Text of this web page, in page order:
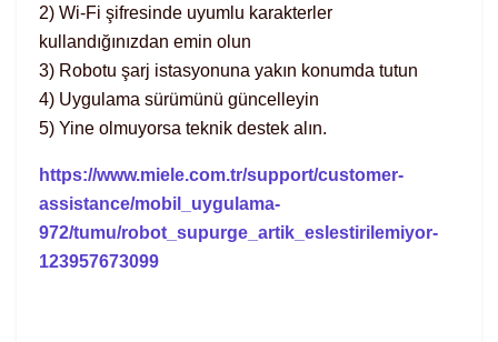
2) Wi-Fi şifresinde uyumlu karakterler
kullandığınızdan emin olun
3) Robotu şarj istasyonuna yakın konumda tutun
4) Uygulama sürümünü güncelleyin
5) Yine olmuyorsa teknik destek alın.
https://www.miele.com.tr/support/customer-
assistance/mobil_uygulama-
972/tumu/robot_supurge_artik_eslestirilemiyor-
123957673099